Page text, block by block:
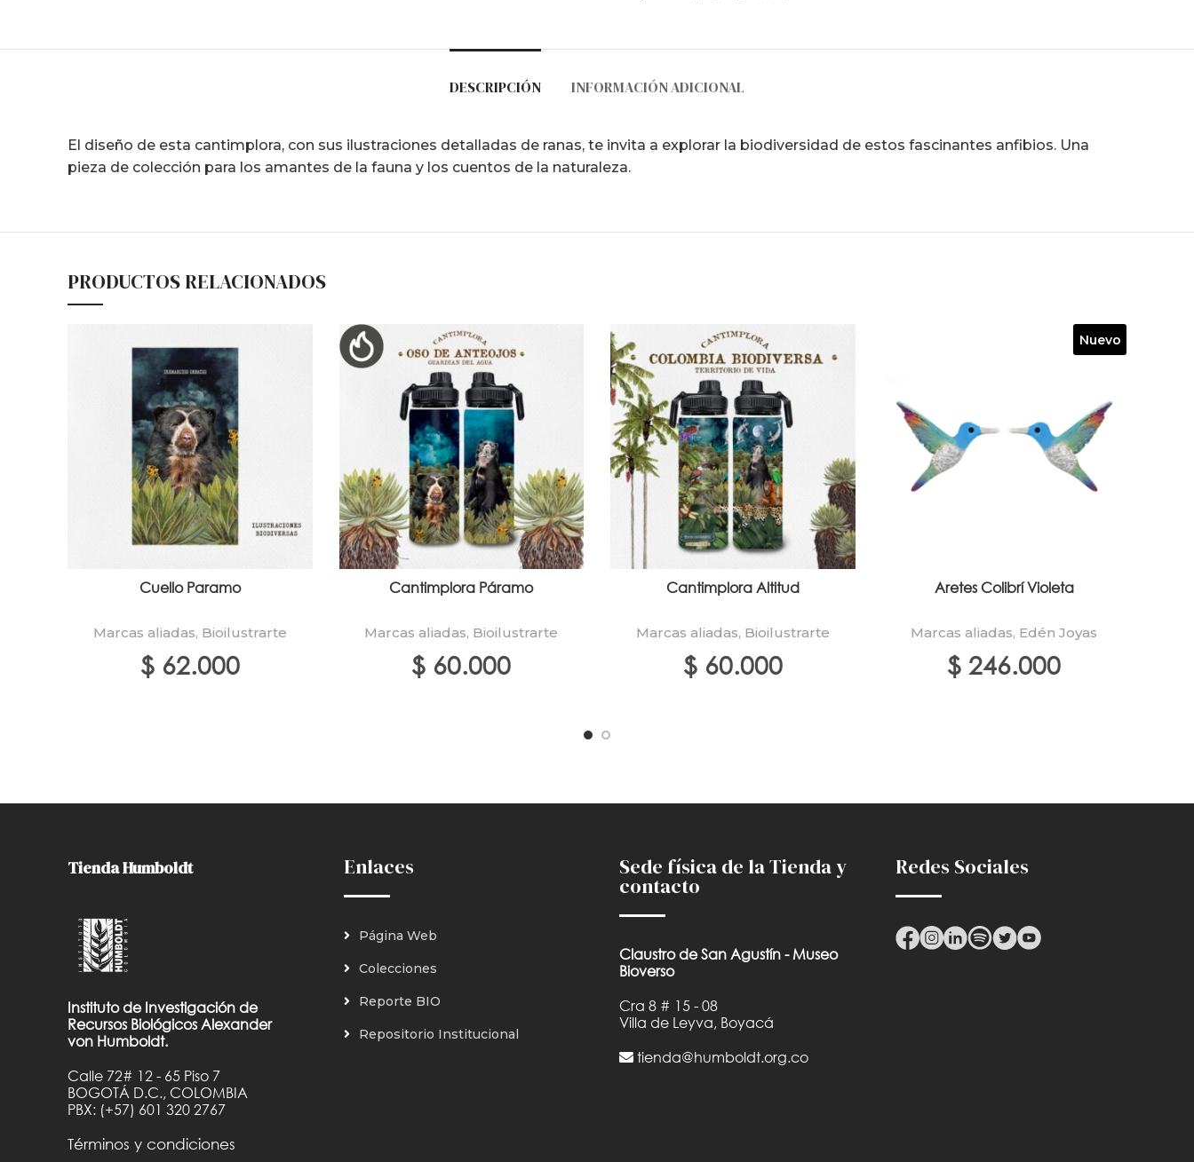
DESCRIPCIÓN INFORMACIÓN ADICIONAL
El diseño de esta cantimplora, con sus ilustraciones detalladas de ranas, te invita a explorar la biodiversidad de estos fascinantes anfibios. Una
pieza de colección para los amantes de la fauna y los cuentos de la naturaleza.
PRODUCTOS RELACIONADOS
Cuello Paramo
Marcas aliadas, Bioilustrarte
$62.000
Cantimplora Páramo
Marcas aliadas, Bioilustrarte
$ 60.000
Cantimplora Altitud
Marcas aliadas, Bioilustrarte
$60.000
Nuevo
Aretes Colibrí Violeta
Marcas aliadas, Edén Joyas
$ 246.000
Tienda Humboldt
Instituto de Investigación de
Recursos Biológicos Alexander
von Humboldt.
Calle 72# 12 - 65 Piso 7
BOGOTÁ D.C., COLOMBIA
PBX: (+57) 601 320 2767
Términos y condiciones
Enlaces
Página Web
Colecciones
Reporte BIO
Repositorio Institucional
Sede física de la Tienda y
contacto
Claustro de San Agustín - Museo
Bioverso
Cra 8 # 15 - 08
Villa de Leyva, Boyacá
tienda@humboldt.org.co
Redes Sociales